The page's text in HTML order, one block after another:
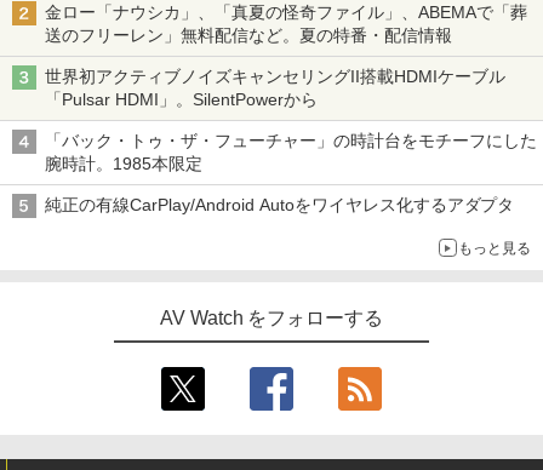
金ロー「ナウシカ」、「真夏の怪奇ファイル」、ABEMAで「葬
送のフリーレン」無料配信など。夏の特番・配信情報
世界初アクティブノイズキャンセリングII搭載HDMIケーブル
「Pulsar HDMI」。SilentPowerから
「バック・トゥ・ザ・フューチャー」の時計台をモチーフにした
腕時計。1985本限定
純正の有線CarPlay/Android Autoをワイヤレス化するアダプタ
もっと見る
AV Watch をフォローする